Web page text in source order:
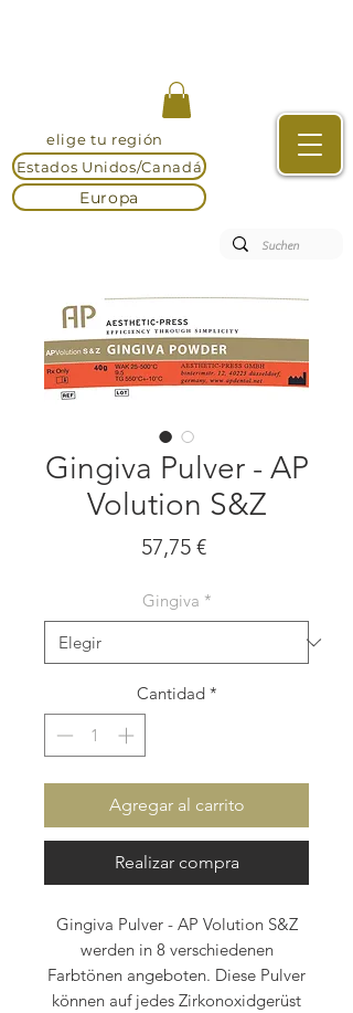
elige tu región
Estados Unidos/Canadá
Europa
Gingiva Pulver - AP
Volution S&Z
57,75 €Precio
Gingiva *
Cantidad *
Agregar al carrito
Realizar compra
Gingiva Pulver - AP Volution S&Z
werden in 8 verschiedenen
Farbtönen angeboten. Diese Pulver
können auf jedes Zirkonoxidgerüst